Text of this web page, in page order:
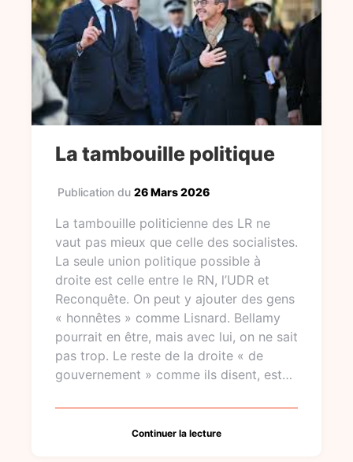
La tambouille politique
Publication du 26 Mars 2026
La tambouille politicienne des LR ne
vaut pas mieux que celle des socialistes.
La seule union politique possible à
droite est celle entre le RN, l’UDR et
Reconquête. On peut y ajouter des gens
« honnêtes » comme Lisnard. Bellamy
pourrait en être, mais avec lui, on ne sait
pas trop. Le reste de la droite « de
gouvernement » comme ils disent, est…
Continuer la lecture